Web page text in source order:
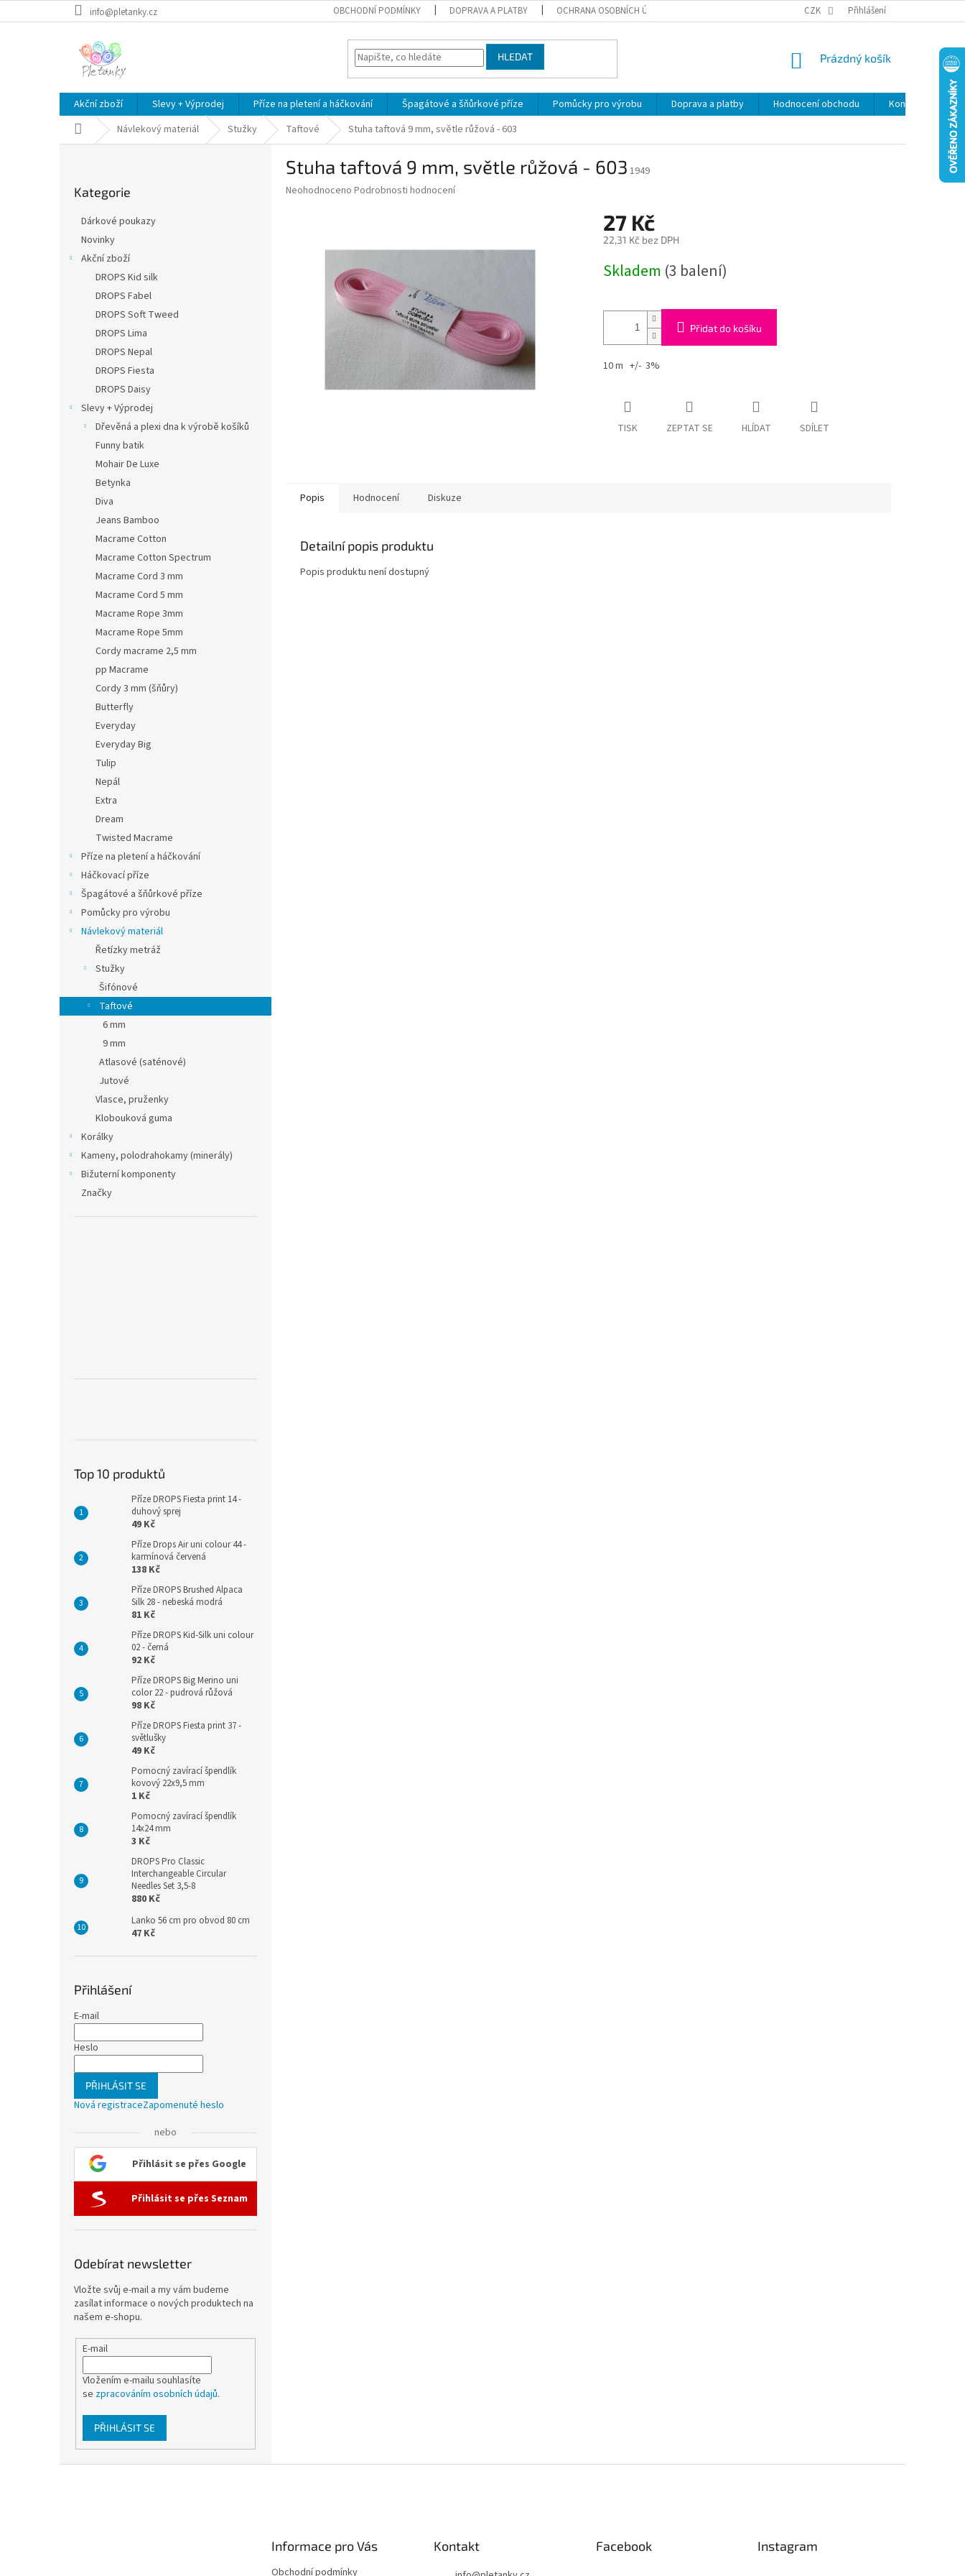
na
info@pletanky.cz OBCHODNÍ PODMÍNKY DOPRAVA A PLATBY OCHRANA OSOBNÍCH ÚDAJŮ CZK Přihlášení
HLEDAT
NÁKUPNÍ
Prázdný košík
Akční zboží Slevy + Výprodej Příze na pletení a háčkování Špagátové a šňůrkové příze Pomůcky pro výrobu Doprava a platby Hodnocení obchodu Kontakty
Domů Návlekový materiál Stužky Taftové Stuha taftová 9 mm, světle růžová - 603
kategorie
Kategorie
Dárkové poukazy
Novinky
Akční zboží
DROPS Kid silk
DROPS Fabel
DROPS Soft Tweed
DROPS Lima
DROPS Nepal
DROPS Fiesta
DROPS Daisy
Slevy + Výprodej
Dřevěná a plexi dna k výrobě košíků
Funny batik
Mohair De Luxe
Betynka
Diva
Jeans Bamboo
Macrame Cotton
Macrame Cotton Spectrum
Macrame Cord 3 mm
Macrame Cord 5 mm
Macrame Rope 3mm
Macrame Rope 5mm
Cordy macrame 2,5 mm
pp Macrame
Cordy 3 mm (šňůry)
Butterfly
Everyday
Everyday Big
Tulip
Nepál
Extra
Dream
Twisted Macrame
Příze na pletení a háčkování
Háčkovací příze
Špagátové a šňůrkové příze
Pomůcky pro výrobu
Návlekový materiál
Řetízky metráž
Stužky
Šifónové
Taftové
6 mm
9 mm
Atlasové (saténové)
Jutové
Vlasce, pruženky
Klobouková guma
Korálky
Kameny, polodrahokamy (minerály)
Bižuterní komponenty
Značky
Top 10 produktů
Příze DROPS Fiesta print 14 -
duhový sprej
49 Kč
Příze Drops Air uni colour 44 -
karmínová červená
138 Kč
Příze DROPS Brushed Alpaca
Silk 28 - nebeská modrá
81 Kč
Příze DROPS Kid-Silk uni colour
02 - černá
92 Kč
Příze DROPS Big Merino uni
color 22 - pudrová růžová
98 Kč
Příze DROPS Fiesta print 37 -
světlušky
49 Kč
Pomocný zavírací špendlík
kovový 22x9,5 mm
1 Kč
Pomocný zavírací špendlík
14x24 mm
3 Kč
DROPS Pro Classic
Interchangeable Circular
Needles Set 3,5-8
880 Kč
Lanko 56 cm pro obvod 80 cm
47 Kč
Přihlášení
E-mail
Heslo
PŘIHLÁSIT SE
Nová registraceZapomenuté heslo
nebo
Přihlásit se přes Google
Přihlásit se přes Seznam
Odebírat newsletter
Vložte svůj e-mail a my vám budeme
zasílat informace o nových produktech na
našem e-shopu.
E-mail
Vložením e-mailu souhlasíte
se zpracováním osobních údajů.
PŘIHLÁSIT SE
Stuha taftová 9 mm, světle růžová - 603 1949
Průměrné
Neohodnoceno Podrobnosti hodnocení
27 Kč
22,31 Kč bez DPH
cena:
Skladem (3 balení)
Přidat do košíku
10 m +/- 3%
TISK ZEPTAT SE HLÍDAT SDÍLET
Popis Hodnocení Diskuze
Detailní popis produktu
Popis produktu není dostupný
Informace pro Vás
Obchodní podmínky
Kontakt Facebook Instagram